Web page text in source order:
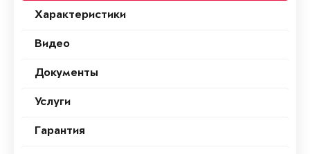
Характеристики
Видео
Документы
Услуги
Гарантия